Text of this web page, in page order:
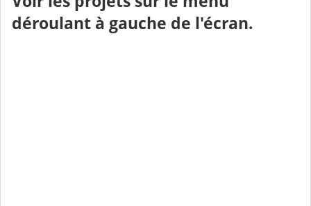
déroulant à gauche de l'écran.